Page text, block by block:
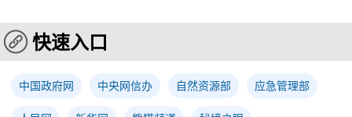
快速入口
中国政府网 中央网信办 自然资源部 应急管理部